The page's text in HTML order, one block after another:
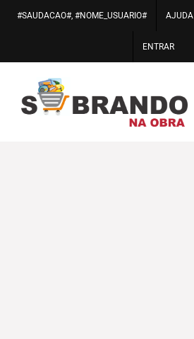
para
#SAUDACAO#, #NOME_USUARIO# AJUDA
ENTRAR